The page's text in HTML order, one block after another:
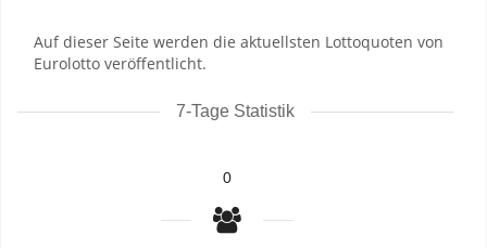
Auf dieser Seite werden die aktuellsten Lottoquoten von
Eurolotto veröffentlicht.
7-Tage Statistik
0